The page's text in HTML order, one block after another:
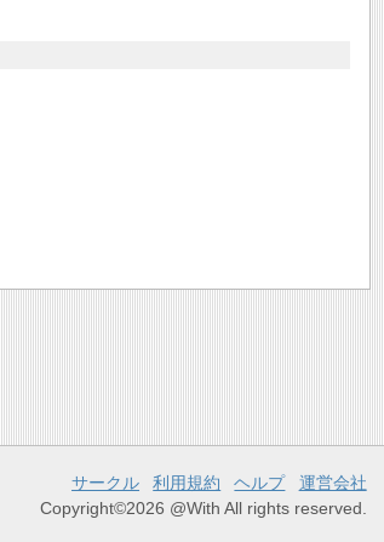
サークル 利用規約 ヘルプ
運営会社
Copyright©2026 @With All rights reserved.